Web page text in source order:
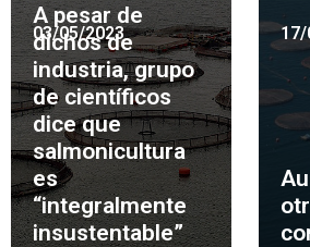
03/05/2023
A pesar de
dichos de
industria, grupo
de científicos
dice que
salmonicultura
es
“integralmente
insustentable”
17/